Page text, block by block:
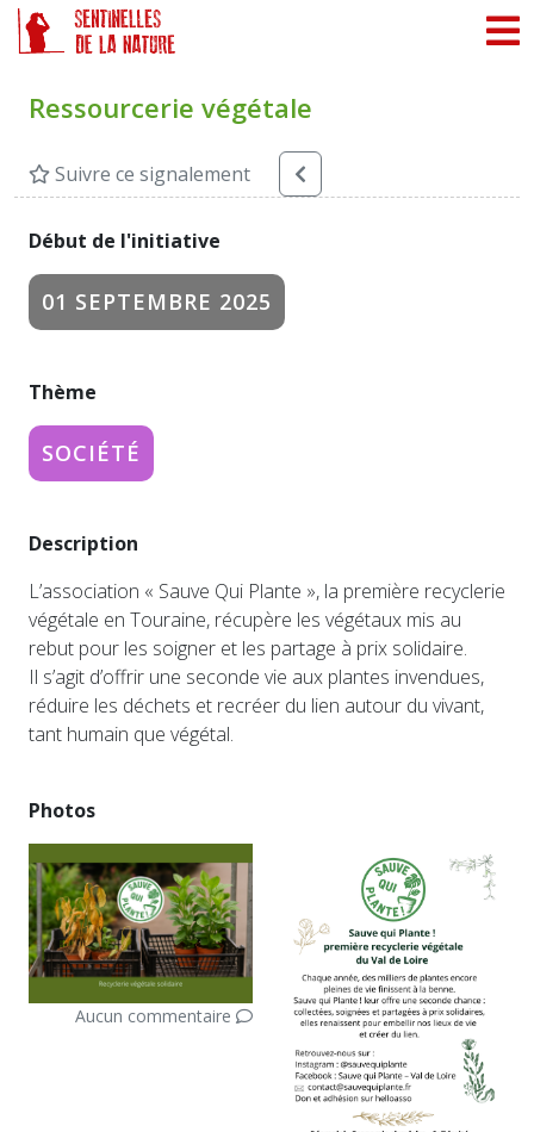
Ressourcerie végétale
Suivre ce signalement
Début de l'initiative
01 SEPTEMBRE 2025
Thème
SOCIÉTÉ
Description
L’association « Sauve Qui Plante », la première recyclerie
végétale en Touraine, récupère les végétaux mis au
rebut pour les soigner et les partage à prix solidaire.
Il s’agit d’offrir une seconde vie aux plantes invendues,
réduire les déchets et recréer du lien autour du vivant,
tant humain que végétal.
Photos
Aucun commentaire
Panneau de gestion des cookies